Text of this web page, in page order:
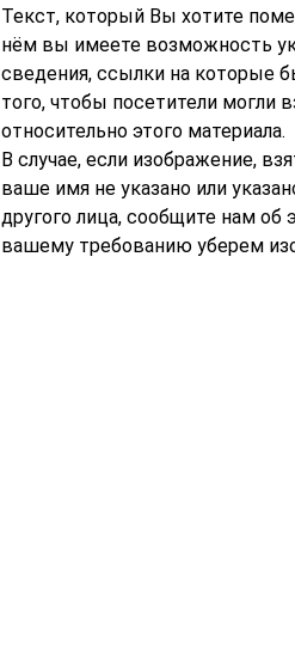
Текст, который Вы хотите
нём вы имеете возможность
сведения, ссылки на которые
того, чтобы посетители
относительно этого материала.
В случае, если изображение,
ваше имя не указано или
другого лица, сообщите нам
вашему требованию уберем